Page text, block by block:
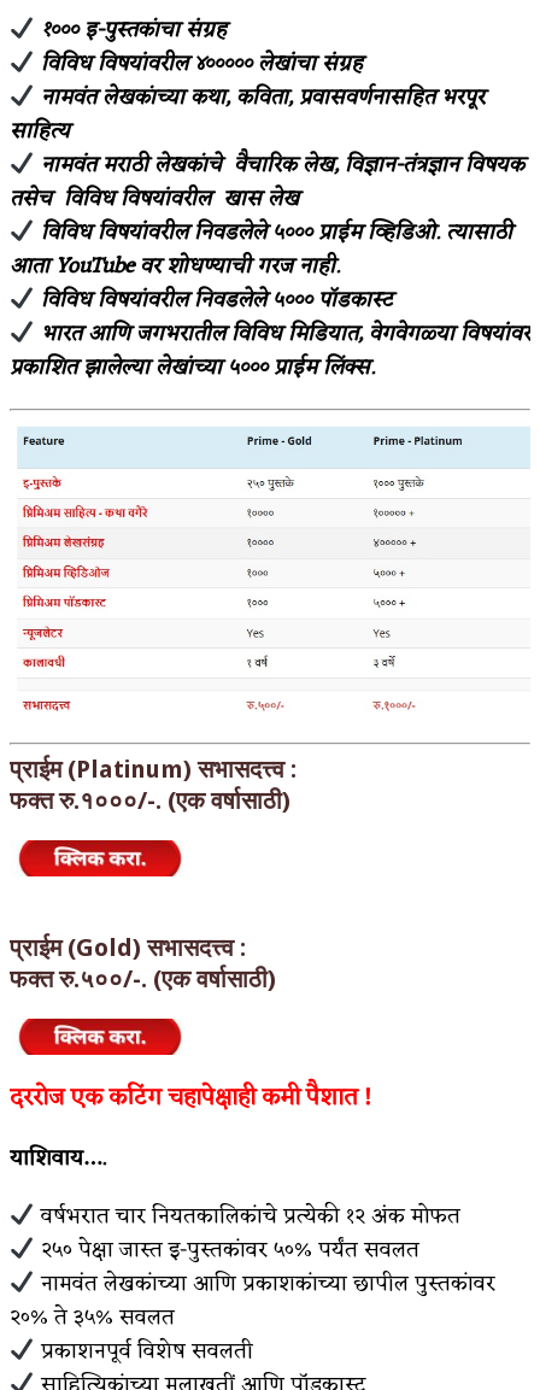
१००० इ-पुस्तकांचा संग्रह
विविध विषयांवरील ४००००० लेखांचा संग्रह
नामवंत लेखकांच्या कथा, कविता, प्रवासवर्णनासहित भरपूर
साहित्य
नामवंत मराठी लेखकांचे वैचारिक लेख, विज्ञान-तंत्रज्ञान विषयक
तसेच विविध विषयांवरील खास लेख
विविध विषयांवरील निवडलेले ५००० प्राईम व्हिडिओ. त्यासाठी
आता YouTube वर शोधण्याची गरज नाही.
विविध विषयांवरील निवडलेले ५००० पॉडकास्ट
भारत आणि जगभरातील विविध मिडियात, वेगवेगळ्या विषयांवर
प्रकाशित झालेल्या लेखांच्या ५००० प्राईम लिंक्स.
प्राईम (Platinum) सभासदत्त्व :
फक्त रु.१०००/-. (एक वर्षासाठी)
प्राईम (Gold) सभासदत्त्व :
फक्त रु.५००/-. (एक वर्षासाठी)
दररोज एक कटिंग चहापेक्षाही कमी पैशात !
याशिवाय….
वर्षभरात चार नियतकालिकांचे प्रत्येकी १२ अंक मोफत
२५० पेक्षा जास्त इ-पुस्तकांवर ५०% पर्यंत सवलत
नामवंत लेखकांच्या आणि प्रकाशकांच्या छापील पुस्तकांवर
२०% ते ३५% सवलत
प्रकाशनपूर्व विशेष सवलती